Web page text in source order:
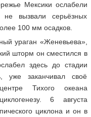
Мексики ослабели
вызвали серьёзных
100 мм осадков.
ураган «Женевьева»,
шторм он сместился в
здесь до стадии
уже заканчивал своё
Тихого океана
6 августа
циклона и он в